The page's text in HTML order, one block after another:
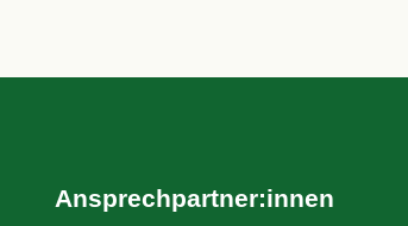
Ansprechpartner:innen